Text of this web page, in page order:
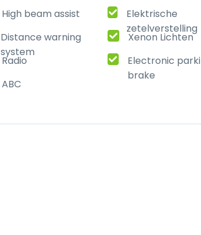
High beam assist
Elektrische
zetelverstelling
Distance warning
system
Xenon Lichten
Radio
Electronic
brake
ABC